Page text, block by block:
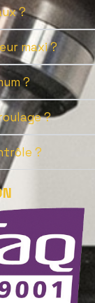
?
maxi ?
?
?
?